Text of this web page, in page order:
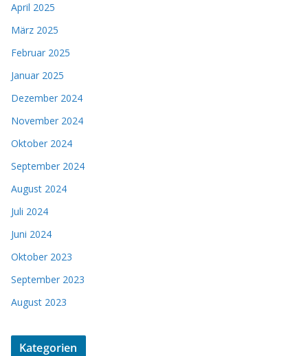
April 2025
März 2025
Februar 2025
Januar 2025
Dezember 2024
November 2024
Oktober 2024
September 2024
August 2024
Juli 2024
Juni 2024
Oktober 2023
September 2023
August 2023
Kategorien